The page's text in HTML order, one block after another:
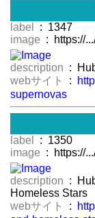
label
: 1347
image : https://
description :
webサイト
:
supernovas
label
: 1350
image : https://
description :
Homeless Stars
webサイト
: